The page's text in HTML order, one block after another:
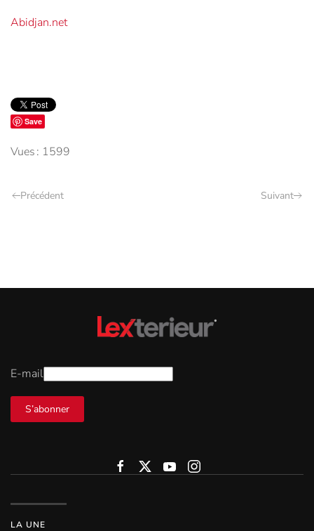
Abidjan.net
Save
Vues : 1599
Précédent Suivant
E-mail
S’abonner
LA UNE